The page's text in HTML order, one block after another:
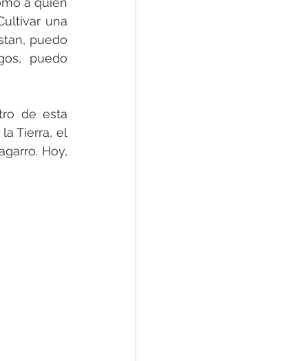
una
puedo
puedo
de esta
Tierra, el
Hoy,